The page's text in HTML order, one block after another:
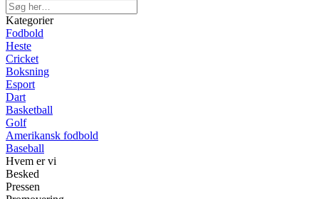
Kategorier
Fodbold
Heste
Cricket
Boksning
Esport
Dart
Basketball
Golf
Amerikansk fodbold
Baseball
Hvem er vi
Besked
Pressen